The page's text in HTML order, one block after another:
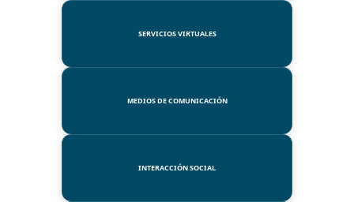
SERVICIOS VIRTUALES
MEDIOS DE COMUNICACIÓN
INTERACCIÓN SOCIAL